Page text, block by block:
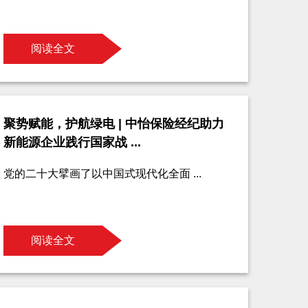
阅读全文
聚势赋能，护航绿电 | 中怡保险经纪助力
新能源企业践行国家战 ...
党的二十大擘画了以中国式现代化全面 ...
阅读全文